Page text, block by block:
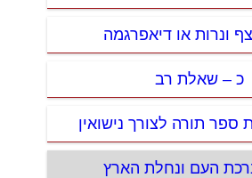
ונרות או דיאפרגמה
כ – שאלת רב
ספר תורה לצורך נישואין
העם ונחלת הארץ